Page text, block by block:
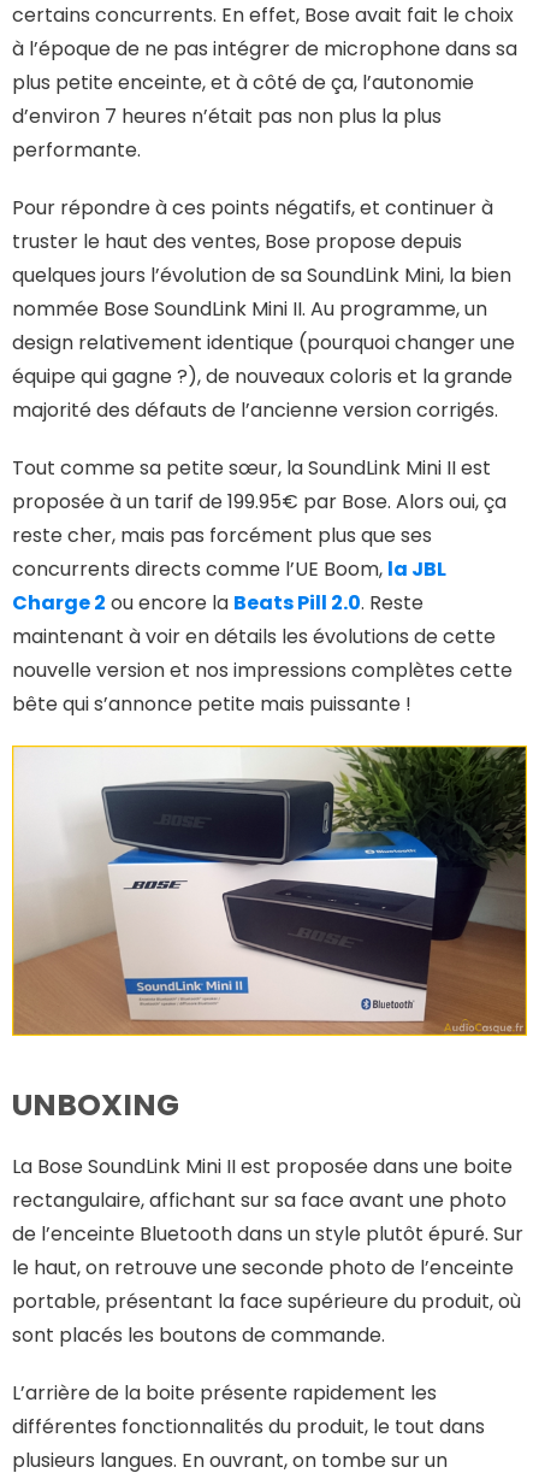
certains concurrents. En effet, Bose avait fait le choix
à l’époque de ne pas intégrer de microphone dans sa
plus petite enceinte, et à côté de ça, l’autonomie
d’environ 7 heures n’était pas non plus la plus
performante.
Pour répondre à ces points négatifs, et continuer à
truster le haut des ventes, Bose propose depuis
quelques jours l’évolution de sa SoundLink Mini, la bien
nommée Bose SoundLink Mini II. Au programme, un
design relativement identique (pourquoi changer une
équipe qui gagne ?), de nouveaux coloris et la grande
majorité des défauts de l’ancienne version corrigés.
Tout comme sa petite sœur, la SoundLink Mini II est
proposée à un tarif de 199.95€ par Bose. Alors oui, ça
reste cher, mais pas forcément plus que ses
concurrents directs comme l’UE Boom, la JBL
Charge 2 ou encore la Beats Pill 2.0. Reste
maintenant à voir en détails les évolutions de cette
nouvelle version et nos impressions complètes cette
bête qui s’annonce petite mais puissante !
UNBOXING
La Bose SoundLink Mini II est proposée dans une boite
rectangulaire, affichant sur sa face avant une photo
de l’enceinte Bluetooth dans un style plutôt épuré. Sur
le haut, on retrouve une seconde photo de l’enceinte
portable, présentant la face supérieure du produit, où
sont placés les boutons de commande.
L’arrière de la boite présente rapidement les
différentes fonctionnalités du produit, le tout dans
plusieurs langues. En ouvrant, on tombe sur un